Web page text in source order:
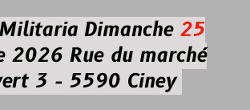
Dimanche 25
2026Rue du marché
3 - 5590 Ciney